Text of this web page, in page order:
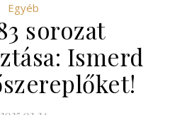
Egyéb
sorozat
Ismerd